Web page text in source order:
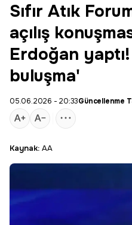
Sıfır Atık
açılış
Erdoğan
buluşma'
05.06.2026 - 20:33Güncellenme
Kaynak: AA